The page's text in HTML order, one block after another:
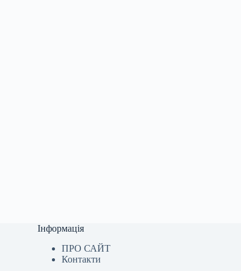
Інформація
ПРО САЙТ
Контакти